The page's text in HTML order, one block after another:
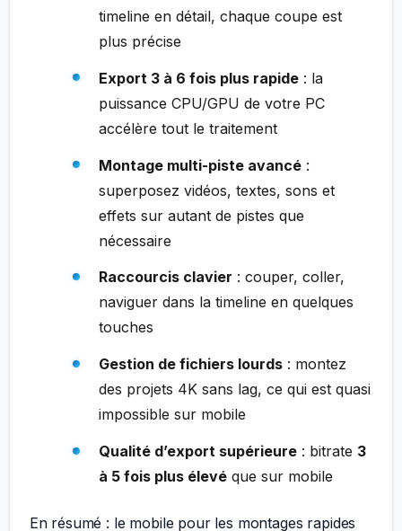
timeline en détail, chaque coupe est
plus précise
Export 3 à 6 fois plus rapide: la
puissance CPU/GPU de votre PC
accélère tout le traitement
Montage multi-piste avancé:
superposez vidéos, textes, sons et
effets sur autant de pistes que
nécessaire
Raccourcis clavier : couper, coller,
naviguer dans la timeline en quelques
touches
Gestion de fichiers lourds: montez
des projets 4K sans lag, ce qui est quasi
impossible sur mobile
Qualité d’export supérieure: bitrate 3
à 5 fois plus élevéque sur mobile
En résumé : le mobile pour les montages rapides